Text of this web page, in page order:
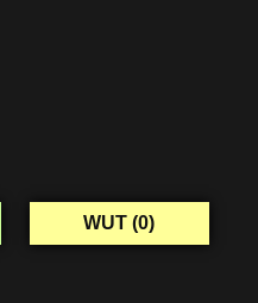
WUT (0)